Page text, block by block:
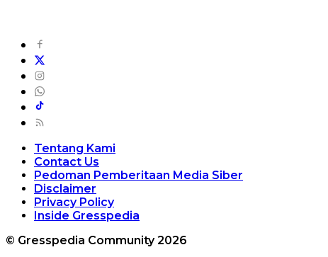
Tentang Kami
Contact Us
Pedoman Pemberitaan Media Siber
Disclaimer
Privacy Policy
Inside Gresspedia
© Gresspedia Community 2026